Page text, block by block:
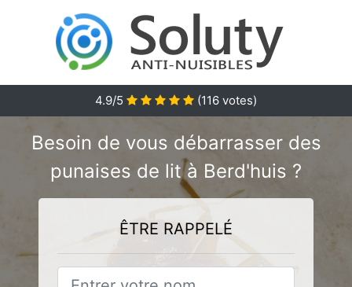
4.9/5 (116 votes)
Besoin de vous débarrasser des
punaises de lit à Berd'huis ?
ÊTRE RAPPELÉ